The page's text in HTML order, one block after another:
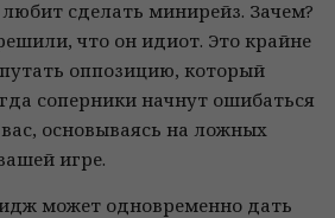
сделать минирейз. Зачем?
что он идиот. Это крайне
оппозицию, который
соперники начнут ошибаться
основываясь на ложных
игре.
может одновременно дать